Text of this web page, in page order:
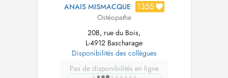
ANAIS MISMACQUE 1355
Ostéopathe
20B, rue du Bois,
L-4912 Bascharage
Disponibilités des collègues
Pas de disponibilités en ligne